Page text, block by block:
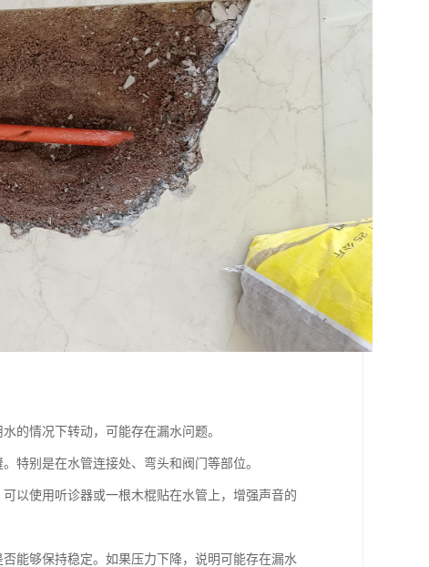
的情况下转动，可能存在漏水问题。
特别是在水管连接处、弯头和阀门等部位。
以使用听诊器或一根木棍贴在水管上，增强声音的
能够保持稳定。如果压力下降，说明可能存在漏水